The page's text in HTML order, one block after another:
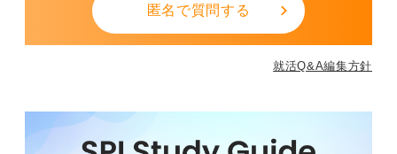
匿名で質問する
就活Q&A編集方針